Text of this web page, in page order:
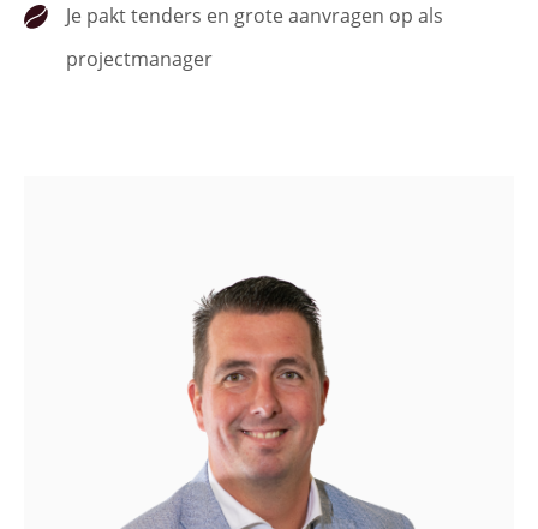
Je pakt tenders en grote aanvragen op als
projectmanager